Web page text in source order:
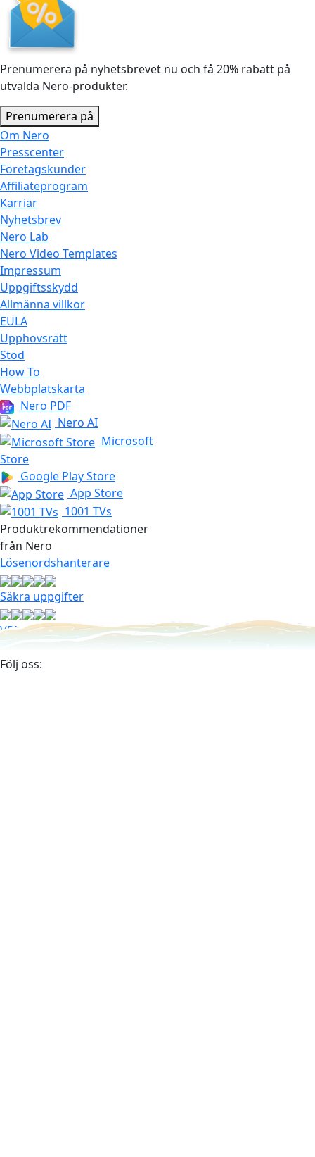
Prenumerera på nyhetsbrevet nu och få 20% rabatt på
utvalda Nero-produkter.
Prenumerera på
Om Nero
Presscenter
Företagskunder
Affiliateprogram
Karriär
Nyhetsbrev
Nero Lab
Nero Video Templates
Impressum
Uppgiftsskydd
Allmänna villkor
EULA
Upphovsrätt
Stöd
How To
Webbplatskarta
Nero PDF
Nero AI
Microsoft
Store
Google Play Store
App Store
1001 TVs
Produktrekommendationer
från Nero
Lösenordshanterare
Säkra uppgifter
VPN
Följ oss: